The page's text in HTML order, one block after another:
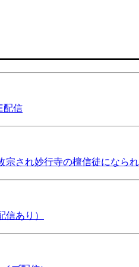
配信
宗され妙行寺の檀信徒になら
あり）